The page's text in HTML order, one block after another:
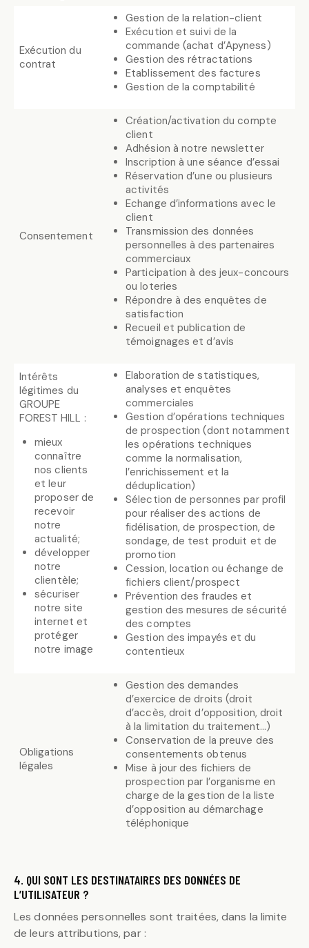
Exécution du
contrat
Gestion de la relation-client
Exécution et suivi de la
commande (achat d’Apyness)
Gestion des rétractations
Etablissement des factures
Gestion de la comptabilité
Consentement
Création/activation du compte
client
Adhésion à notre newsletter
Inscription à une séance d’essai
Réservation d’une ou plusieurs
activités
Echange d’informations avec le
client
Transmission des données
personnelles à des partenaires
commerciaux
Participation à des jeux-concours
ou loteries
Répondre à des enquêtes de
satisfaction
Recueil et publication de
témoignages et d’avis
Intérêts
légitimes du
GROUPE
FOREST HILL :
mieux
connaître
nos clients
et leur
proposer de
recevoir
notre
actualité;
développer
notre
clientèle;
sécuriser
notre site
internet et
protéger
notre image
Elaboration de statistiques,
analyses et enquêtes
commerciales
Gestion d’opérations techniques
de prospection (dont notamment
les opérations techniques
comme la normalisation,
l’enrichissement et la
déduplication)
Sélection de personnes par profil
pour réaliser des actions de
fidélisation, de prospection, de
sondage, de test produit et de
promotion
Cession, location ou échange de
fichiers client/prospect
Prévention des fraudes et
gestion des mesures de sécurité
des comptes
Gestion des impayés et du
contentieux
Obligations
légales
Gestion des demandes
d’exercice de droits (droit
d’accès, droit d’opposition, droit
à la limitation du traitement…)
Conservation de la preuve des
consentements obtenus
Mise à jour des fichiers de
prospection par l’organisme en
charge de la gestion de la liste
d’opposition au démarchage
téléphonique
4. QUI SONT LES DESTINATAIRES DES DONNÉES DE
L’UTILISATEUR ?
Les données personnelles sont traitées, dans la limite
de leurs attributions, par :